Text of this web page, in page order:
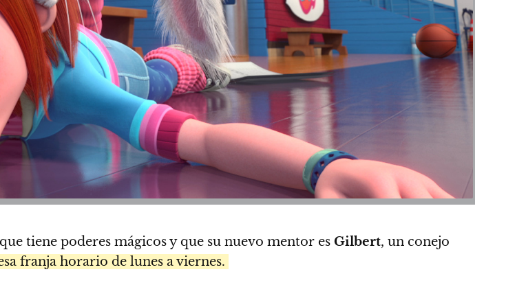
tiene poderes mágicos y que su nuevo mentor es Gilbert, un conejo
franja horario de lunes a viernes.